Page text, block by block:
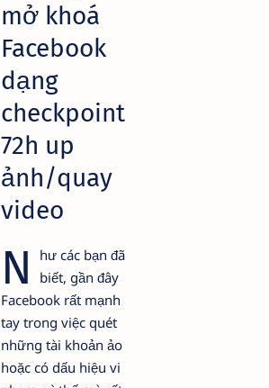
mở khoá
Facebook
dạng
checkpoint
72h up
ảnh/quay
video
N
hư các bạn đã
biết, gần đây
Facebook rất mạnh
tay trong việc quét
những tài khoản ảo
hoặc có dấu hiệu vi